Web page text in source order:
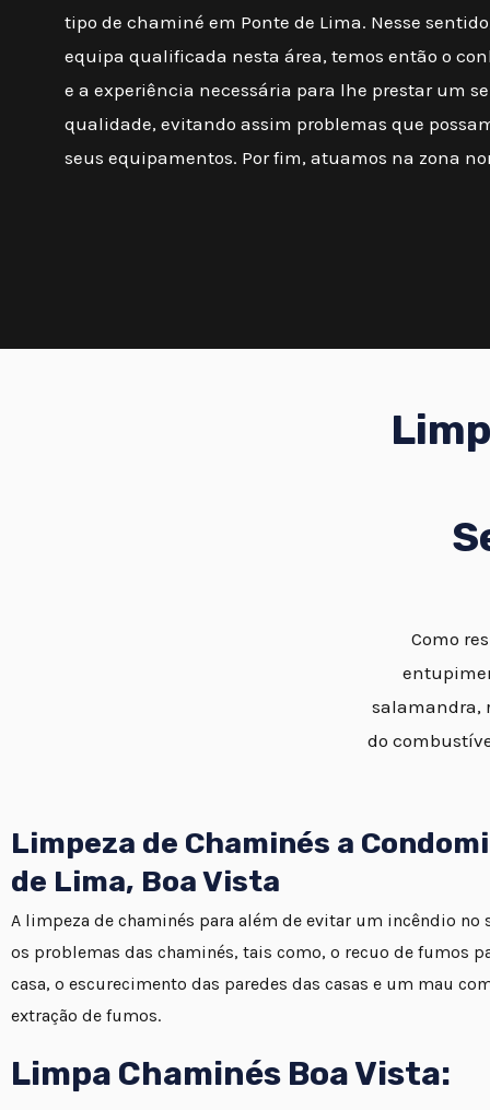
tipo de chaminé em Ponte de Lima. Nesse
equipa qualificada nesta área, temos então o
e a experiência necessária para lhe prestar um
qualidade, evitando assim problemas que
seus equipamentos. Por fim, atuamos na zona
Como
salamandra,
do
Limpeza de Chaminés a
de Lima, Boa Vista
A limpeza de chaminés para além de evitar um incêndio no
os problemas das chaminés, tais como, o recuo de fumos
casa, o escurecimento das paredes das casas e um mau
extração de fumos.
Limpa Chaminés Boa Vista: